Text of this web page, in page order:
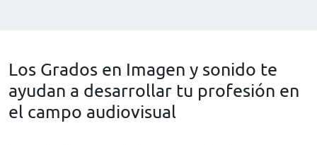
Los Grados en Imagen y sonido te
ayudan a desarrollar tu profesión en
el campo audiovisual